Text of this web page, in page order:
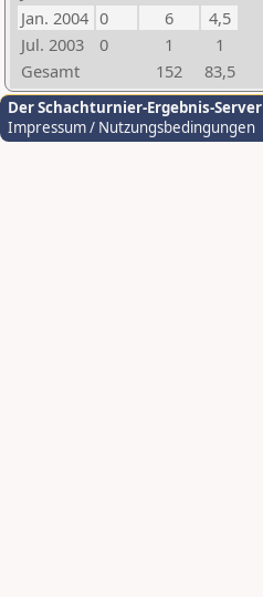
Jan. 2004 0 6
4,5
Jul. 2003
0 1
1
Gesamt
152 83,5
Der Schachturnier-Ergebnis-Server
Impressum / Nutzungsbedingungen